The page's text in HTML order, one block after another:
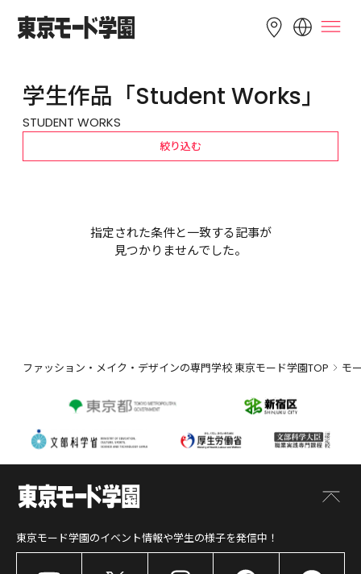
English 简体中文 繁體中文
Tiếng Việt
Bahasa
Indonesia
学生作品「Student Works」
STUDENT WORKS
絞り込む
指定された条件と一致する記事が
見つかりませんでした。
ファッション・メイク・デザインの専門学校 東京モード学園TOP モ
東京モード学園のイベント情報や学生の様子を発信中！